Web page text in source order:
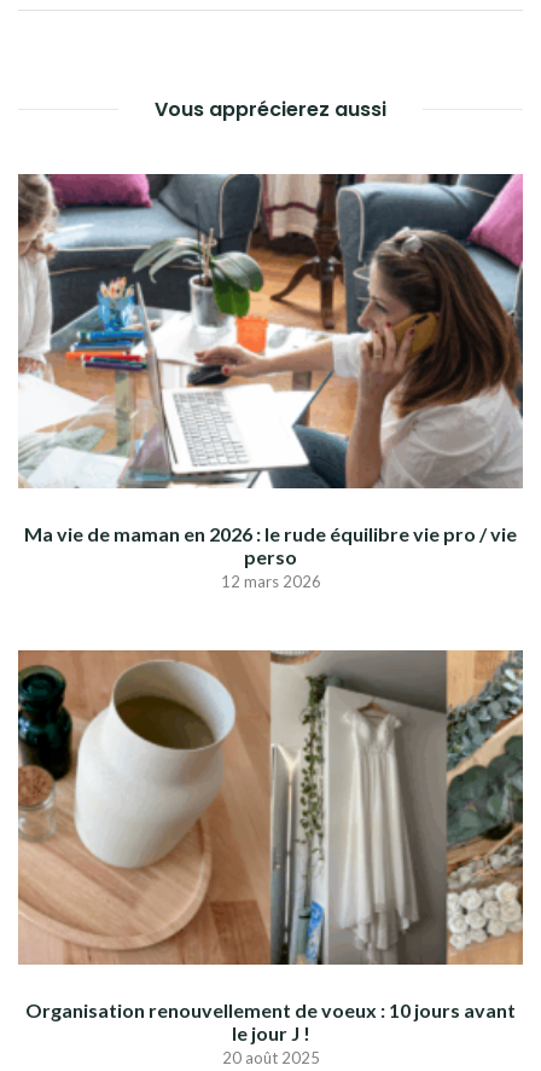
Vous apprécierez aussi
Ma vie de maman en 2026 : le rude équilibre vie pro / vie
perso
12 mars 2026
Organisation renouvellement de voeux : 10 jours avant
le jour J !
20 août 2025